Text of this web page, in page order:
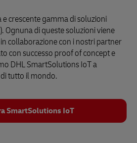
e crescente gamma di soluzioni
Ognuna di queste soluzioni viene
collaborazione con i nostri partner
con successo proof of concept e
DHL SmartSolutions IoT a
tutto il mondo.
SmartSolutions IoT